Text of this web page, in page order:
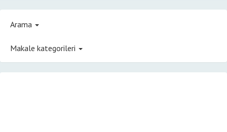
Arama
Makale kategorileri